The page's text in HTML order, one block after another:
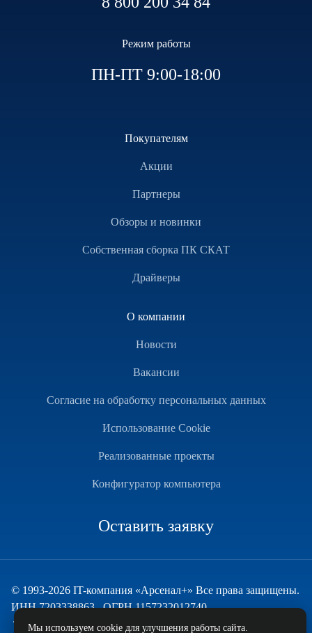
Режим работы
ПН-ПТ 9:00-18:00
Покупателям
Акции
Партнеры
Обзоры и новинки
Собственная сборка ПК СКАТ
Драйверы
О компании
Новости
Вакансии
Согласие на обработку персональных данных
Использование Cookie
Реализованные проекты
Конфигуратор компьютера
Оставить заявку
© 1993-2026 IT-компания «Арсенал+» Все права защищены.
ИНН 7203338863 , ОГРН 1157232012740
Техническая поддержка
Мы используем cookie для улучшения работы сайта.